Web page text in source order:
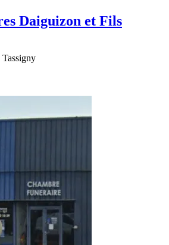
Daiguizon et Fils